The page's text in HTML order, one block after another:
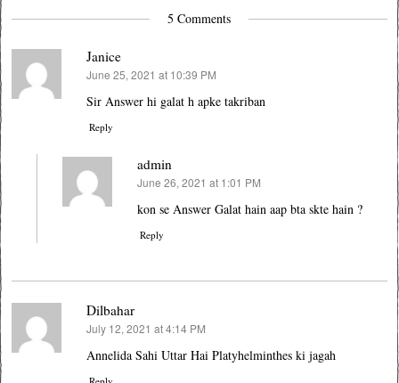
5 Comments
Janice
says:
June 25, 2021 at 10:39 PM
Sir Answer hi galat h apke takriban
Reply
admin
says:
June 26, 2021 at 1:01 PM
kon se Answer Galat hain aap bta skte hain ?
Reply
Dilbahar
says:
July 12, 2021 at 4:14 PM
Annelida Sahi Uttar Hai Platyhelminthes ki jagah